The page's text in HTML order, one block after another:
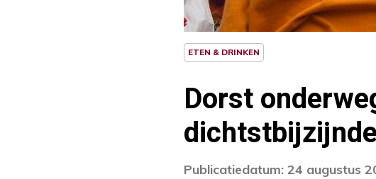
ETEN & DRINKEN
Dorst
Publicatiedatum: 24 augustus